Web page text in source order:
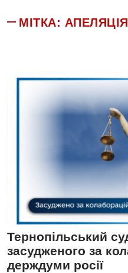
МІТКА: АПЕЛЯЦІЯ
Тернопільський
засудженого за
держдуми росії